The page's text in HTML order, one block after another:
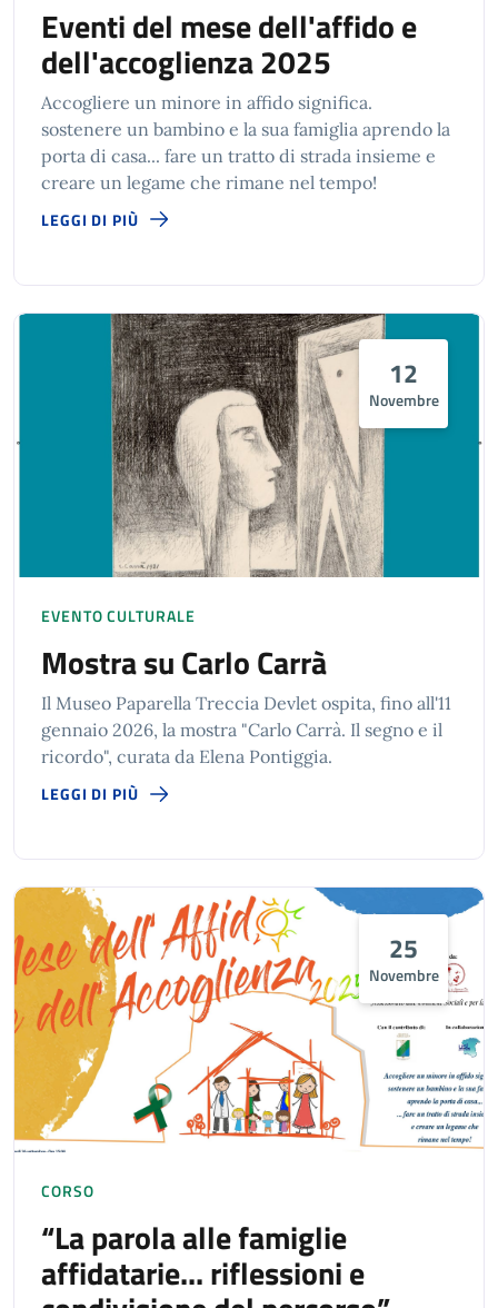
Eventi del mese dell'affido e
dell'accoglienza 2025
Accogliere un minore in affido significa.
sostenere un bambino e la sua famiglia aprendo la
porta di casa... fare un tratto di strada insieme e
creare un legame che rimane nel tempo!
LEGGI DI PIÙ
12
Novembre
EVENTO CULTURALE
Mostra su Carlo Carrà
Il Museo Paparella Treccia Devlet ospita, fino all'11
gennaio 2026, la mostra "Carlo Carrà. Il segno e il
ricordo", curata da Elena Pontiggia.
LEGGI DI PIÙ
25
Novembre
CORSO
“La parola alle famiglie
affidatarie... riflessioni e